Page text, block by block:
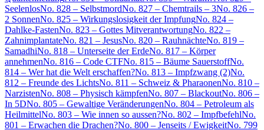
SeelenlosNo. 828 – SelbstmordNo. 827 – Chemtrails – 3No. 826 –
2 SonnenNo. 825 – Wirkungslosigkeit der ImpfungNo. 824 –
Dahlke-FastenNo. 823 – Gottes MitverantwortungNo. 822 –
ZahnimplantateNo. 821 – JesusNo. 820 – RauhnächteNo. 819 –
SamadhiNo. 818 – Unterseite der ErdeNo. 817 – Körper
annehmenNo. 816 – Code CTFNo. 815 – Bäume SauerstoffNo.
814 – Wer hat die Welt erschaffen?No. 813 – Impfzwang (2)No.
812 – Freunde des LichtsNo. 811 – Schweiz & PharaonenNo. 810 –
NarzistenNo. 808 – Physisch kämpfenNo. 807 – BlackoutNo. 806 –
In 5DNo. 805 – Gewaltige VeränderungenNo. 804 – Petroleum als
HeilmittelNo. 803 – Wie innen so aussen?No. 802 – ImpfbefehlNo.
801 – Erwachen die Drachen?No. 800 – Jenseits / EwigkeitNo. 799